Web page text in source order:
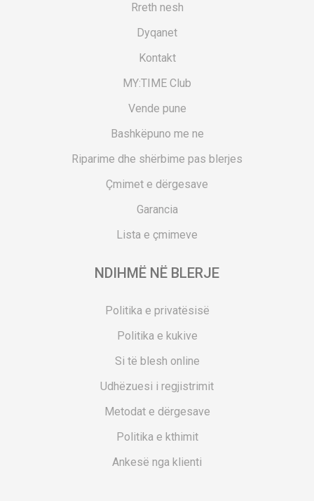
Rreth nesh
Dyqanet
Kontakt
MY:TIME Club
Vende pune
Bashkëpuno me ne
Riparime dhe shërbime pas blerjes
Çmimet e dërgesave
Garancia
Lista e çmimeve
NDIHMË NË BLERJE
Politika e privatësisë
Politika e kukive
Si të blesh online
Udhëzuesi i regjistrimit
Metodat e dërgesave
Politika e kthimit
Ankesë nga klienti